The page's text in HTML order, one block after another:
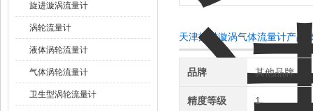
旋进漩涡流量计
涡轮流量计
液体涡轮流量计
气体涡轮流量计
卫生型涡轮流量计
天津旋进漩涡气体流量计产品
品牌 其他品牌
精度等级 1